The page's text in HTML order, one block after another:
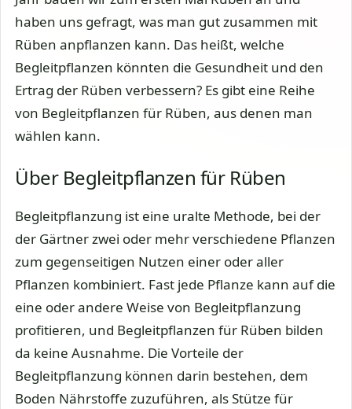
haben uns gefragt, was man gut zusammen mit
Rüben anpflanzen kann. Das heißt, welche
Begleitpflanzen könnten die Gesundheit und den
Ertrag der Rüben verbessern? Es gibt eine Reihe
von Begleitpflanzen für Rüben, aus denen man
wählen kann.
Über Begleitpflanzen für Rüben
Begleitpflanzung ist eine uralte Methode, bei der
der Gärtner zwei oder mehr verschiedene Pflanzen
zum gegenseitigen Nutzen einer oder aller
Pflanzen kombiniert. Fast jede Pflanze kann auf die
eine oder andere Weise von Begleitpflanzung
profitieren, und Begleitpflanzen für Rüben bilden
da keine Ausnahme. Die Vorteile der
Begleitpflanzung können darin bestehen, dem
Boden Nährstoffe zuzuführen, als Stütze für